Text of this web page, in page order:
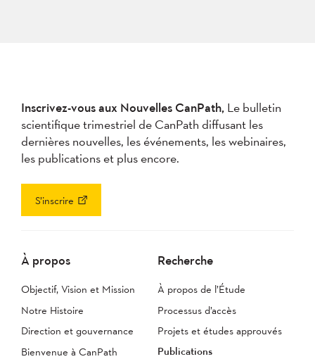
Inscrivez-vous aux Nouvelles CanPath, Le bulletin
scientifique trimestriel de CanPath diffusant les
dernières nouvelles, les événements, les webinaires,
les publications et plus encore.
S’inscrire
À propos
Objectif, Vision et Mission
Notre Histoire
Direction et gouvernance
Bienvenue à CanPath
Recherche
À propos de l’Étude
Processus d’accès
Projets et études approuvés
Publications